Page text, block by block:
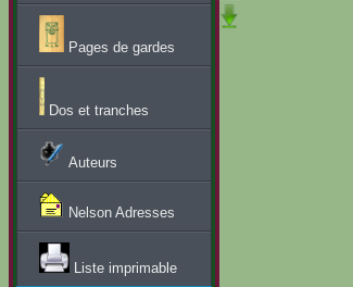
Pages de gardes
Dos et tranches
Auteurs
Nelson Adresses
Liste imprimable